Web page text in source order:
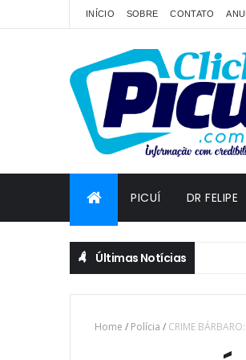
INÍCIO SOBRE CONTATO
PICUÍ DR FELIPE
Últimas Notícias
Home / Polícia / CRIME